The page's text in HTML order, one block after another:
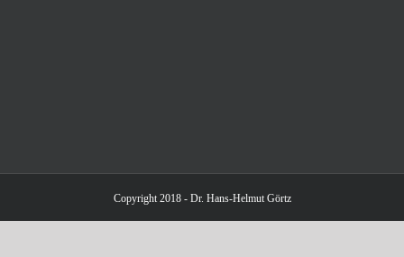
Copyright 2018 - Dr. Hans-Helmut Görtz